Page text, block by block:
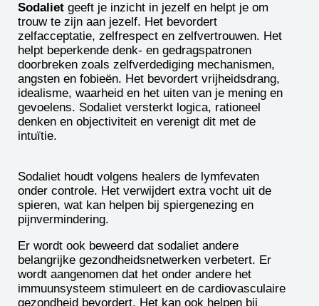
Sodaliet geeft je inzicht in jezelf en helpt je om
trouw te zijn aan jezelf. Het bevordert
zelfacceptatie, zelfrespect en zelfvertrouwen. Het
helpt beperkende denk- en gedragspatronen
doorbreken zoals zelfverdediging mechanismen,
angsten en fobieën. Het bevordert vrijheidsdrang,
idealisme, waarheid en het uiten van je mening en
gevoelens. Sodaliet versterkt logica, rationeel
denken en objectiviteit en verenigt dit met de
intuïtie.
Sodaliet houdt volgens healers de lymfevaten
onder controle. Het verwijdert extra vocht uit de
spieren, wat kan helpen bij spiergenezing en
pijnvermindering.
Er wordt ook beweerd dat sodaliet andere
belangrijke gezondheidsnetwerken verbetert. Er
wordt aangenomen dat het onder andere het
immuunsysteem stimuleert en de cardiovasculaire
gezondheid bevordert. Het kan ook helpen bij